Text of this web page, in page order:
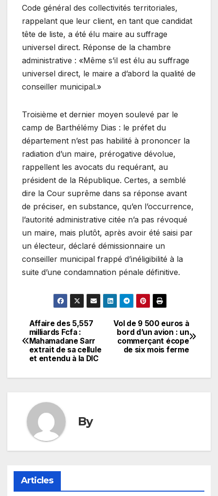
Code général des collectivités territoriales,
rappelant que leur client, en tant que candidat
tête de liste, a été élu maire au suffrage
universel direct. Réponse de la chambre
administrative : «Même s’il est élu au suffrage
universel direct, le maire a d’abord la qualité de
conseiller municipal.»
Troisième et dernier moyen soulevé par le
camp de Barthélémy Dias : le préfet du
département n’est pas habilité à prononcer la
radiation d’un maire, prérogative dévolue,
rappellent les avocats du requérant, au
président de la République. Certes, a semblé
dire la Cour suprême dans sa réponse avant
de préciser, en substance, qu’en l’occurrence,
l’autorité administrative citée n’a pas révoqué
un maire, mais plutôt, après avoir été saisi par
un électeur, déclaré démissionnaire un
conseiller municipal frappé d’inéligibilité à la
suite d’une condamnation pénale définitive.
Navigation
de
Vol de 9 500 euros à
bord d’un avion : un
commerçant écope
de six mois ferme
Affaire des 5,557
milliards Fcfa :
Mahamadane Sarr
extrait de sa cellule
et entendu à la DIC
By
Articles